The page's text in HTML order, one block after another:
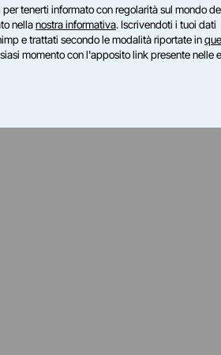
tenerti informato con regolarità sul mondo
nellanostra informativa. Iscrivendoti i tuoi dati
e trattati secondo le modalità riportate in
momento con l'apposito link presente nelle